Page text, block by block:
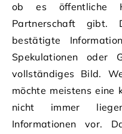
ob es öffentliche
Partnerschaft gibt.
bestätigte
Spekulationen oder
vollständiges Bild.
möchte meistens eine
nicht immer
Informationen vor.